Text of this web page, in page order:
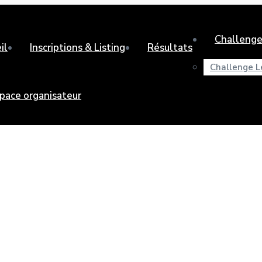
Inscriptions & Listing Résultats
Challenge
organisateur